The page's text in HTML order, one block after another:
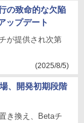
の致命的な欠陥
ップデート
が提供され次第
(2025/8/5)
、開発初期段階
き換え、Betaチ